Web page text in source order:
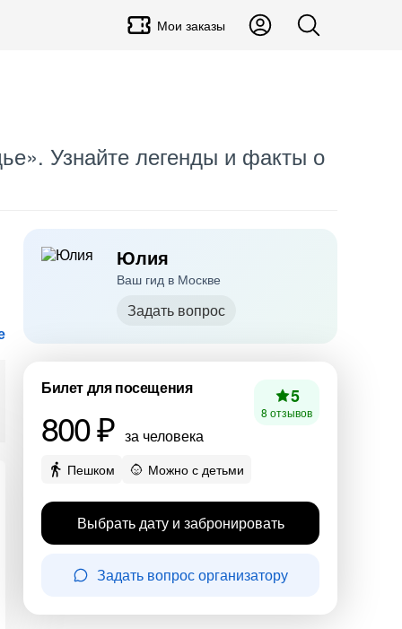
Мои заказы
Узнайте легенды и факты о
Юлия
Ваш гид в Москве
Задать вопрос
Билет для посещения
800 ₽ за человека
5
8 отзывов
Пешком Можно с детьми
Выбрать дату и забронировать
Задать вопрос организатору